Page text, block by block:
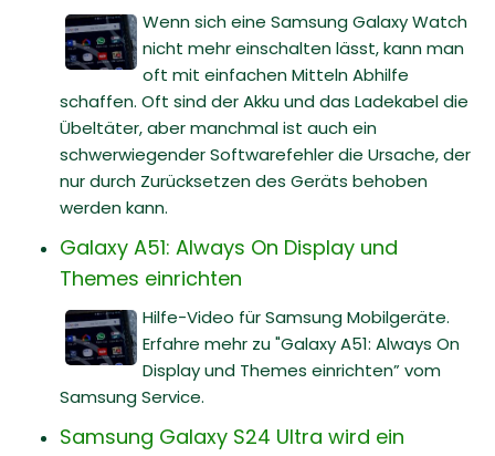
Wenn sich eine Samsung Galaxy Watch
nicht mehr einschalten lässt, kann man
oft mit einfachen Mitteln Abhilfe
schaffen. Oft sind der Akku und das Ladekabel die
Übeltäter, aber manchmal ist auch ein
schwerwiegender Softwarefehler die Ursache, der
nur durch Zurücksetzen des Geräts behoben
werden kann.
Galaxy A51: Always On Display und
Themes einrichten
Hilfe-Video für Samsung Mobilgeräte.
Erfahre mehr zu "Galaxy A51: Always On
Display und Themes einrichten” vom
Samsung Service.
Samsung Galaxy S24 Ultra wird ein